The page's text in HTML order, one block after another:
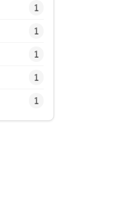
1
1
1
1
1